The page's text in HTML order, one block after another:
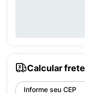
Calcular frete
Informe seu CEP